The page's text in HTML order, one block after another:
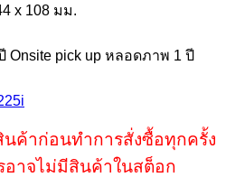
x 108 มม.
Onsite pick up หลอดภาพ 1 ปี
ค้าก่อนทำการสั่งซื้อทุกครั้ง
อาจไม่มีสินค้าในสต็อก